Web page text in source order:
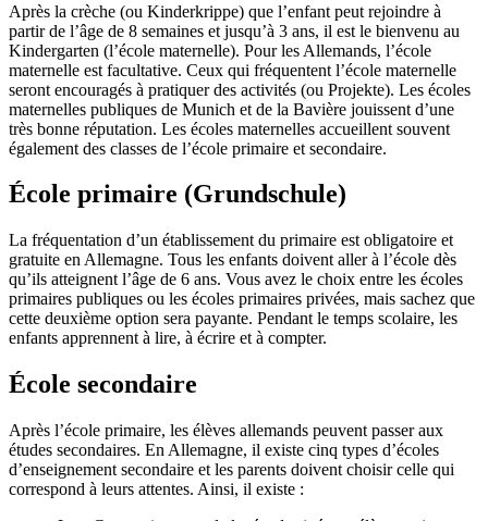
Après la crèche (ou Kinderkrippe) que l’enfant peut rejoindre à
partir de l’âge de 8 semaines et jusqu’à 3 ans, il est le bienvenu au
Kindergarten (l’école maternelle). Pour les Allemands, l’école
maternelle est facultative. Ceux qui fréquentent l’école maternelle
seront encouragés à pratiquer des activités (ou Projekte). Les écoles
maternelles publiques de Munich et de la Bavière jouissent d’une
très bonne réputation. Les écoles maternelles accueillent souvent
également des classes de l’école primaire et secondaire.
École primaire (Grundschule)
La fréquentation d’un établissement du primaire est obligatoire et
gratuite en Allemagne. Tous les enfants doivent aller à l’école dès
qu’ils atteignent l’âge de 6 ans. Vous avez le choix entre les écoles
primaires publiques ou les écoles primaires privées, mais sachez que
cette deuxième option sera payante. Pendant le temps scolaire, les
enfants apprennent à lire, à écrire et à compter.
École secondaire
Après l’école primaire, les élèves allemands peuvent passer aux
études secondaires. En Allemagne, il existe cinq types d’écoles
d’enseignement secondaire et les parents doivent choisir celle qui
correspond à leurs attentes. Ainsi, il existe :